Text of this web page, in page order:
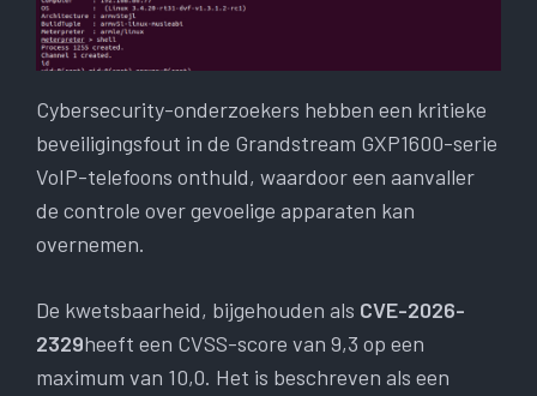
Cybersecurity-onderzoekers hebben een kritieke
beveiligingsfout in de Grandstream GXP1600-serie
VoIP-telefoons onthuld, waardoor een aanvaller
de controle over gevoelige apparaten kan
overnemen.
De kwetsbaarheid, bijgehouden als CVE-2026-
2329heeft een CVSS-score van 9,3 op een
maximum van 10,0. Het is beschreven als een